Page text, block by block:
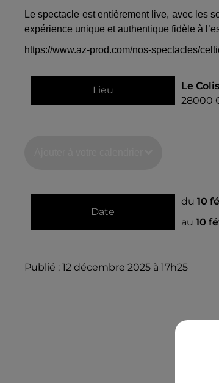
Le spectacle est entièrement live, avec les
expérience unique et authentique fidèle à
https://www.az-prod.com/nos-spectacles/
Lieu
Le
28000
Date
du10
au10
Publié : 12 décembre 2025 à 17h25